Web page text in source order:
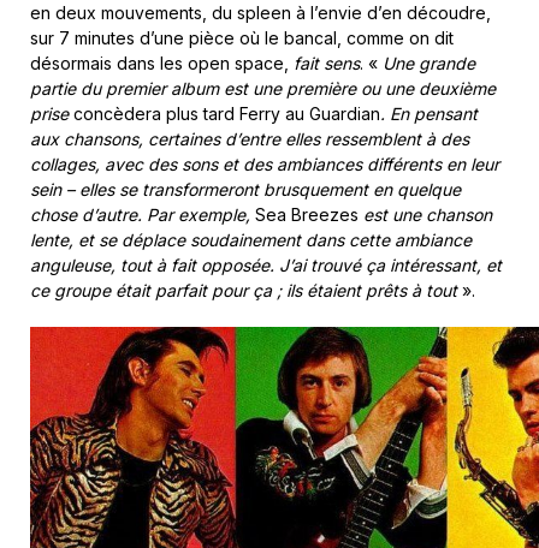
en deux mouvements, du spleen à l’envie d’en découdre,
sur 7 minutes d’une pièce où le bancal, comme on dit
désormais dans les open space,
fait sens. « Une grande
partie du premier album est une première ou une deuxième
priseconcèdera plus tard Ferry au Guardian. En pensant
aux chansons, certaines d’entre elles ressemblent à des
collages, avec des sons et des ambiances différents en leur
sein – elles se transformeront brusquement en quelque
chose d’autre. Par exemple, Sea Breezes est une chanson
lente, et se déplace soudainement dans cette ambiance
anguleuse, tout à fait opposée. J’ai trouvé ça intéressant, et
ce groupe était parfait pour ça ; ils étaient prêts à tout».